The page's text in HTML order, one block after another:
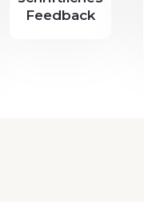
Feedback